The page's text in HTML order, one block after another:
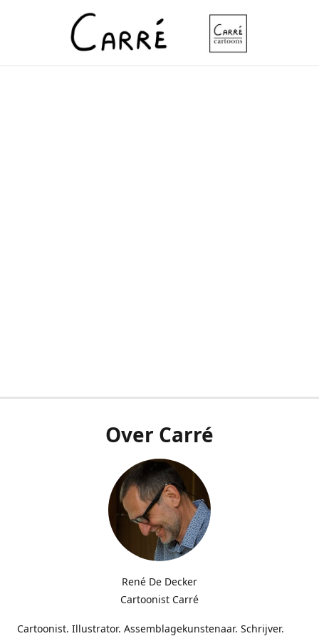
Over Carré
René De Decker
Cartoonist Carré
Cartoonist. Illustrator. Assemblagekunstenaar. Schrijver.